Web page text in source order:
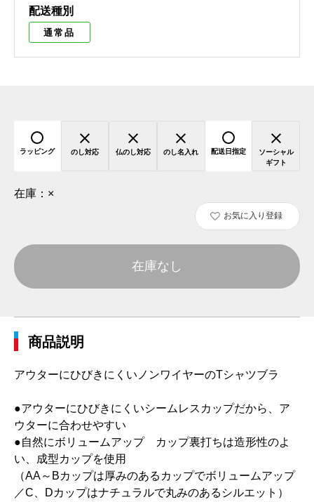
配送種別
通常品
ラッピング のし対応 仏のし対応 のし名入れ 配送日指定
ソーシャル
ギフト
在庫： ×
お気に入り登録
在庫なし
商品説明
アウターにひびきにくいノンワイヤーのTシャツブラ
●アウターにひびきにくいシームレスカップだから、ア
ウターに合わせやすい
●自然にボリュームアップ カップ裏打ちは造形性のよ
い、成型カップを使用
（AA～Bカップは厚みのあるカップでボリュームアップ
／C、Dカップはナチュラルで丸みのあるシルエット）